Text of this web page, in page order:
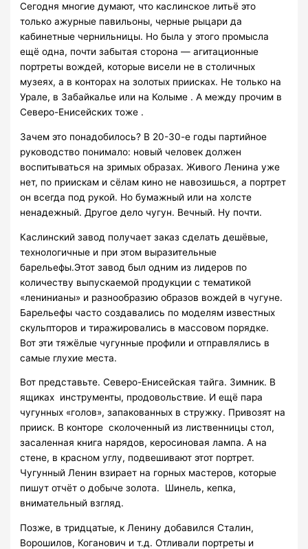
Сегодня многие думают, что каслинское литьё это
только ажурные павильоны, черные рыцари да
кабинетные чернильницы. Но была у этого промысла
ещё одна, почти забытая сторона — агитационные
портреты вождей, которые висели не в столичных
музеях, а в конторах на золотых приисках. Не только на
Урале, в Забайкалье или на Колыме . А между прочим в
Северо-Енисейских тоже .
Зачем это понадобилось? В 20-30-е годы партийное
руководство понимало: новый человек должен
воспитываться на зримых образах. Живого Ленина уже
нет, по приискам и сёлам кино не навозишься, а портрет
он всегда под рукой. Но бумажный или на холсте
ненадежный. Другое дело чугун. Вечный. Ну почти.
Каслинский завод получает заказ сделать дешёвые,
технологичные и при этом выразительные
барельефы.Этот завод был одним из лидеров по
количеству выпускаемой продукции с тематикой
«ленинианы» и разнообразию образов вождей в чугуне.
Барельефы часто создавались по моделям известных
скульпторов и тиражировались в массовом порядке.
Вот эти тяжёлые чугунные профили и отправлялись в
самые глухие места.
Вот представьте. Северо-Енисейская тайга. Зимник. В
ящиках инструменты, продовольствие. И ещё пара
чугунных «голов», запакованных в стружку. Привозят на
прииск. В конторе сколоченный из лиственницы стол,
засаленная книга нарядов, керосиновая лампа. А на
стене, в красном углу, подвешивают этот портрет.
Чугунный Ленин взирает на горных мастеров, которые
пишут отчёт о добыче золота. Шинель, кепка,
внимательный взгляд.
Позже, в тридцатые, к Ленину добавился Сталин,
Ворошилов, Коганович и т.д. Отливали портреты и